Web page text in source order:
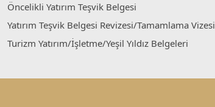
Öncelikli Yatırım Teşvik Belgesi
Yatırım Teşvik Belgesi Revizesi/Tamamlama Vizesi
Turizm Yatırım/İşletme/Yeşil Yıldız Belgeleri